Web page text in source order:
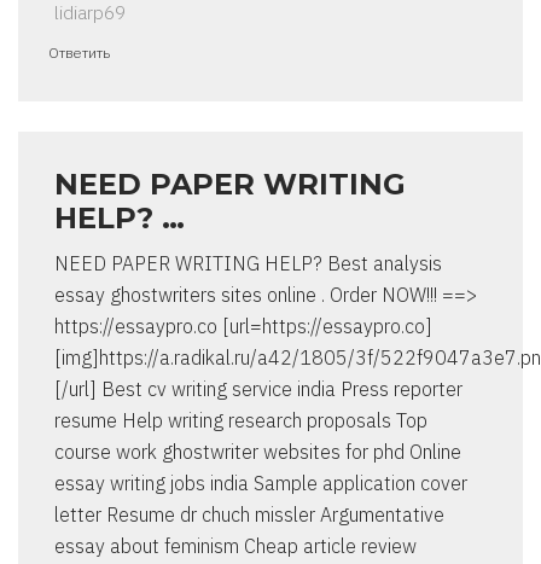
lidiarp69
Ответить
NEED PAPER WRITING
HELP? …
NEED PAPER WRITING HELP? Best analysis
essay ghostwriters sites online . Order NOW!!! ==>
https://essaypro.co [url=https://essaypro.co]
[img]https://a.radikal.ru/a42/1805/3f/
[/url] Best cv writing service india Press reporter
resume Help writing research proposals Top
course work ghostwriter websites for phd Online
essay writing jobs india Sample application cover
letter Resume dr chuch missler Argumentative
essay about feminism Cheap article review